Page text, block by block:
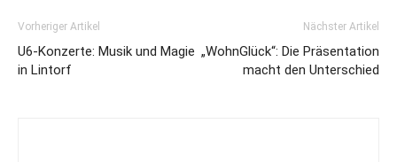
Vorheriger Artikel
U6-Konzerte: Musik und Magie
in Lintorf
Nächster Artikel
„WohnGlück“: Die Präsentation
macht den Unterschied